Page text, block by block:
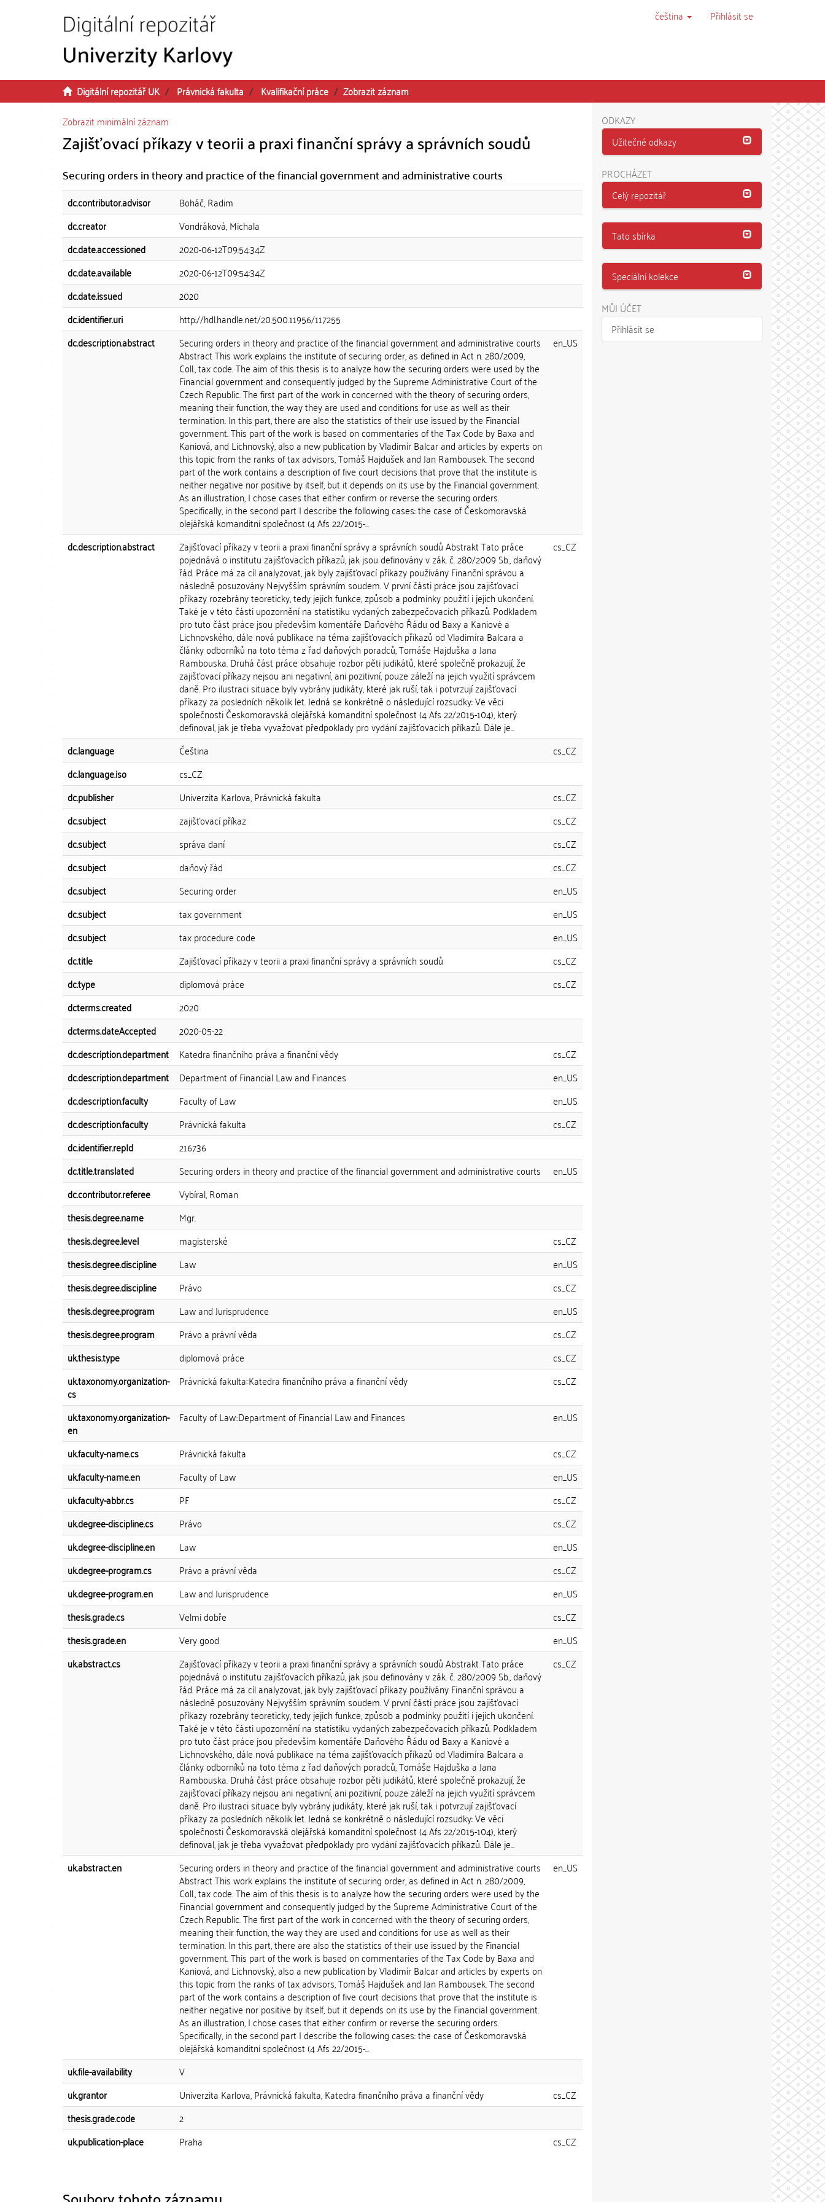
čeština Přihlásit se
Digitální repozitář UK Právnická fakulta Kvalifikační práce
Zobrazit záznam
Zobrazit minimální záznam
Zajišťovací příkazy v teorii a praxi finanční správy a správních soudů
Securing orders in theory and practice of the financial government and administrative courts
dc.contributor.advisor
Boháč, Radim
dc.creator
Vondráková, Michala
dc.date.accessioned
2020-06-12T09:54:34Z
dc.date.available
2020-06-12T09:54:34Z
dc.date.issued
2020
dc.identifier.uri
http://hdl.handle.net/20.500.11956/117255
dc.description.abstract
Securing orders in theory and practice of the financial government and administrative courts
Abstract This work explains the institute of securing order, as defined in Act n. 280/2009,
Coll., tax code. The aim of this thesis is to analyze how the securing orders were used by the
Financial government and consequently judged by the Supreme Administrative Court of the
Czech Republic. The first part of the work in concerned with the theory of securing orders,
meaning their function, the way they are used and conditions for use as well as their
termination. In this part, there are also the statistics of their use issued by the Financial
government. This part of the work is based on commentaries of the Tax Code by Baxa and
Kaniová, and Lichnovský, also a new publication by Vladimír Balcar and articles by experts on
this topic from the ranks of tax advisors, Tomáš Hajdušek and Jan Rambousek. The second
part of the work contains a description of five court decisions that prove that the institute is
neither negative nor positive by itself, but it depends on its use by the Financial government.
As an illustration, I chose cases that either confirm or reverse the securing orders.
Specifically, in the second part I describe the following cases: the case of Českomoravská
olejářská komanditní společnost (4 Afs 22/2015-...
en_US
dc.description.abstract Zajišťovací příkazy v teorii a praxi finanční správy a správních soudů Abstrakt Tato práce
pojednává o institutu zajišťovacích příkazů, jak jsou definovány v zák. č. 280/2009 Sb., daňový
řád. Práce má za cíl analyzovat, jak byly zajišťovací příkazy používány Finanční správou a
následně posuzovány Nejvyšším správním soudem. V první části práce jsou zajišťovací
příkazy rozebrány teoreticky, tedy jejich funkce, způsob a podmínky použití i jejich ukončení.
Také je v této části upozornění na statistiku vydaných zabezpečovacích příkazů. Podkladem
pro tuto část práce jsou především komentáře Daňového Řádu od Baxy a Kaniové a
Lichnovského, dále nová publikace na téma zajišťovacích příkazů od Vladimíra Balcara a
články odborníků na toto téma z řad daňových poradců, Tomáše Hajduška a Jana
Rambouska. Druhá část práce obsahuje rozbor pěti judikátů, které společně prokazují, že
zajišťovací příkazy nejsou ani negativní, ani pozitivní, pouze záleží na jejich využití správcem
daně. Pro ilustraci situace byly vybrány judikáty, které jak ruší, tak i potvrzují zajišťovací
příkazy za posledních několik let. Jedná se konkrétně o následující rozsudky: Ve věci
společnosti Českomoravská olejářská komanditní společnost (4 Afs 22/2015-104), který
definoval, jak je třeba vyvažovat předpoklady pro vydání zajišťovacích příkazů. Dále je...
cs_CZ
dc.language Čeština
cs_CZ
dc.language.iso
cs_CZ
dc.publisher
Univerzita Karlova, Právnická fakulta
cs_CZ
dc.subject
zajišťovací příkaz
cs_CZ
dc.subject
správa daní
cs_CZ
dc.subject
daňový řád
cs_CZ
dc.subject
Securing order
en_US
dc.subject
tax government
en_US
dc.subject
tax procedure code
en_US
dc.title
Zajišťovací příkazy v teorii a praxi finanční správy a správních soudů
cs_CZ
dc.type
diplomová práce
cs_CZ
dcterms.created
2020
dcterms.dateAccepted
2020-05-22
dc.description.department
Katedra finančního práva a finanční vědy
cs_CZ
dc.description.department
Department of Financial Law and Finances
en_US
dc.description.faculty
Faculty of Law
en_US
dc.description.faculty
Právnická fakulta
cs_CZ
dc.identifier.repId
216736
dc.title.translated
Securing orders in theory and practice of the financial government and administrative courts
en_US
dc.contributor.referee
Vybíral, Roman
thesis.degree.name
Mgr.
thesis.degree.level
magisterské
cs_CZ
thesis.degree.discipline
Law
en_US
thesis.degree.discipline
Právo
cs_CZ
thesis.degree.program
Law and Jurisprudence
en_US
thesis.degree.program
Právo a právní věda
cs_CZ
uk.thesis.type
diplomová práce
cs_CZ
uk.taxonomy.organization-
cs
Právnická fakulta::Katedra finančního práva a finanční vědy cs_CZ
uk.taxonomy.organization-
en
Faculty of Law::Department of Financial Law and Finances en_US
uk.faculty-name.cs Právnická fakulta
cs_CZ
uk.faculty-name.en
Faculty of Law
en_US
uk.faculty-abbr.cs
PF
cs_CZ
uk.degree-discipline.cs
Právo
cs_CZ
uk.degree-discipline.en
Law
en_US
uk.degree-program.cs
Právo a právní věda
cs_CZ
uk.degree-program.en
Law and Jurisprudence
en_US
thesis.grade.cs
Velmi dobře
cs_CZ
thesis.grade.en
Very good
en_US
uk.abstract.cs
Zajišťovací příkazy v teorii a praxi finanční správy a správních soudů Abstrakt Tato práce
pojednává o institutu zajišťovacích příkazů, jak jsou definovány v zák. č. 280/2009 Sb., daňový
řád. Práce má za cíl analyzovat, jak byly zajišťovací příkazy používány Finanční správou a
následně posuzovány Nejvyšším správním soudem. V první části práce jsou zajišťovací
příkazy rozebrány teoreticky, tedy jejich funkce, způsob a podmínky použití i jejich ukončení.
Také je v této části upozornění na statistiku vydaných zabezpečovacích příkazů. Podkladem
pro tuto část práce jsou především komentáře Daňového Řádu od Baxy a Kaniové a
Lichnovského, dále nová publikace na téma zajišťovacích příkazů od Vladimíra Balcara a
články odborníků na toto téma z řad daňových poradců, Tomáše Hajduška a Jana
Rambouska. Druhá část práce obsahuje rozbor pěti judikátů, které společně prokazují, že
zajišťovací příkazy nejsou ani negativní, ani pozitivní, pouze záleží na jejich využití správcem
daně. Pro ilustraci situace byly vybrány judikáty, které jak ruší, tak i potvrzují zajišťovací
příkazy za posledních několik let. Jedná se konkrétně o následující rozsudky: Ve věci
společnosti Českomoravská olejářská komanditní společnost (4 Afs 22/2015-104), který
definoval, jak je třeba vyvažovat předpoklady pro vydání zajišťovacích příkazů. Dále je...
cs_CZ
uk.abstract.en Securing orders in theory and practice of the financial government and administrative courts
Abstract This work explains the institute of securing order, as defined in Act n. 280/2009,
Coll., tax code. The aim of this thesis is to analyze how the securing orders were used by the
Financial government and consequently judged by the Supreme Administrative Court of the
Czech Republic. The first part of the work in concerned with the theory of securing orders,
meaning their function, the way they are used and conditions for use as well as their
termination. In this part, there are also the statistics of their use issued by the Financial
government. This part of the work is based on commentaries of the Tax Code by Baxa and
Kaniová, and Lichnovský, also a new publication by Vladimír Balcar and articles by experts on
this topic from the ranks of tax advisors, Tomáš Hajdušek and Jan Rambousek. The second
part of the work contains a description of five court decisions that prove that the institute is
neither negative nor positive by itself, but it depends on its use by the Financial government.
As an illustration, I chose cases that either confirm or reverse the securing orders.
Specifically, in the second part I describe the following cases: the case of Českomoravská
olejářská komanditní společnost (4 Afs 22/2015-...
en_US
uk.file-availability
V
uk.grantor
Univerzita Karlova, Právnická fakulta, Katedra finančního práva a finanční vědy
cs_CZ
thesis.grade.code
2
uk.publication-place
Praha cs_CZ
ODKAZY
Užitečné odkazy
PROCHÁZET
Celý repozitář
Tato sbírka
Speciální kolekce
MŮJ ÚČET
Přihlásit se